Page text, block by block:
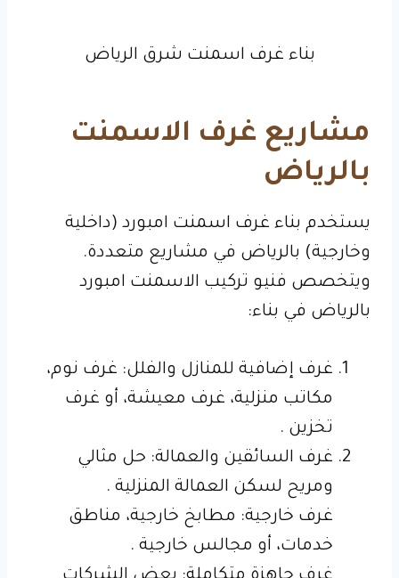
بناء غرف اسمنت شرق الرياض
مشاريع غرف الاسمنت
بالرياض
يستخدم بناء غرف اسمنت امبورد (داخلية
وخارجية) بالرياض في مشاريع متعددة.
ويتخصص فنيو تركيب الاسمنت امبورد
بالرياض في بناء:
غرف إضافية للمنازل والفلل: غرف نوم،
مكاتب منزلية، غرف معيشة، أو غرف
تخزين .
غرف السائقين والعمالة: حل مثالي
ومريح لسكن العمالة المنزلية .
غرف خارجية: مطابخ خارجية، مناطق
خدمات، أو مجالس خارجية .